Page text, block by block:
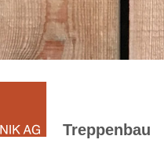
Treppenbau